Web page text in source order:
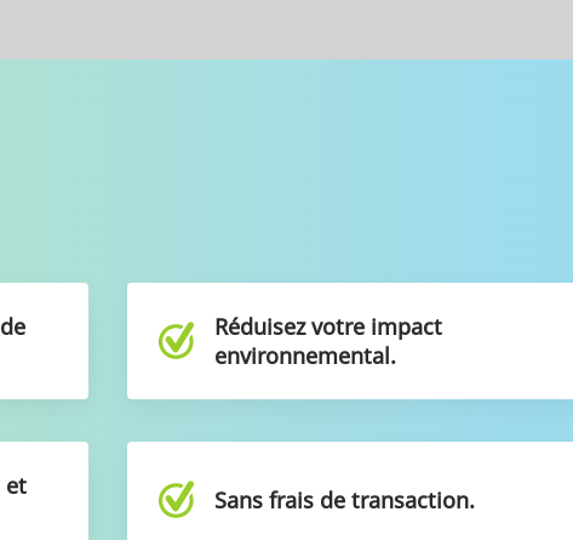
Réduisez votre impact
environnemental.
et
Sans frais de transaction.